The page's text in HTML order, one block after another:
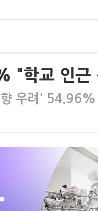
"학교 인근
향 우려' 54.96%